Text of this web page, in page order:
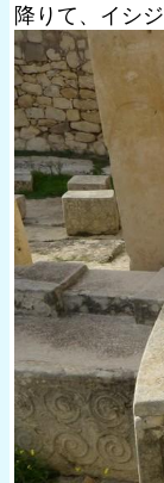
降りて、イシ